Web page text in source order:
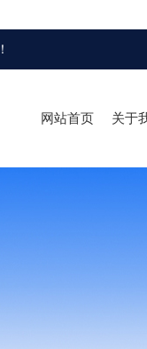
！
网站首页 关于